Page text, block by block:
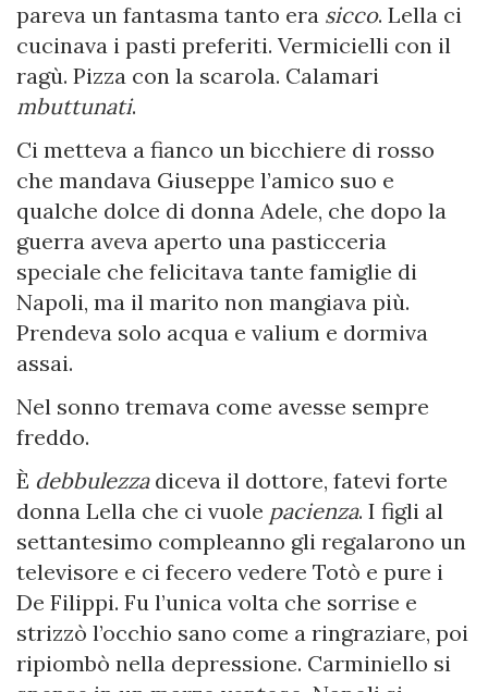
pareva un fantasma tanto era sicco. Lella ci
cucinava i pasti preferiti. Vermicielli con il
ragù. Pizza con la scarola. Calamari
mbuttunati.
Ci metteva a fianco un bicchiere di rosso
che mandava Giuseppe l’amico suo e
qualche dolce di donna Adele, che dopo la
guerra aveva aperto una pasticceria
speciale che felicitava tante famiglie di
Napoli, ma il marito non mangiava più.
Prendeva solo acqua e valium e dormiva
assai.
Nel sonno tremava come avesse sempre
freddo.
È debbulezzadiceva il dottore, fatevi forte
donna Lella che ci vuole pacienza. I figli al
settantesimo compleanno gli regalarono un
televisore e ci fecero vedere Totò e pure i
De Filippi. Fu l’unica volta che sorrise e
strizzò l’occhio sano come a ringraziare, poi
ripiombò nella depressione. Carminiello si